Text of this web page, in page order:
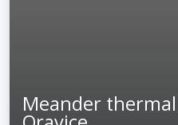
Meander